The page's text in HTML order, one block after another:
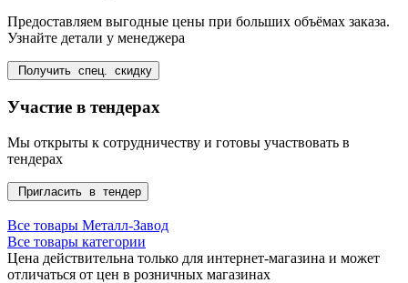
Предоставляем выгодные цены при больших объёмах заказа.
Узнайте детали у менеджера
Получить спец. скидку
Участие в тендерах
Мы открыты к сотрудничеству и готовы участвовать в
тендерах
Пригласить в тендер
Все товары Металл-Завод
Все товары категории
Цена действительна только для интернет-магазина и может
отличаться от цен в розничных магазинах